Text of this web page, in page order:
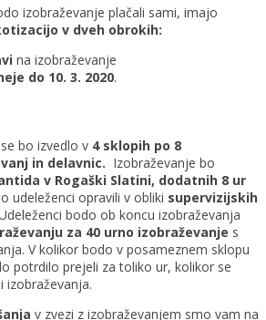
izobraževanje plačali sami, imajo
v dveh obrokih:
na izobraževanje
do 10. 3. 2020.
bo izvedlo v 4 sklopih po 8
in delavnic. Izobraževanje bo
v Rogaški Slatini, dodatnih 8 ur
udeleženci opravili v obliki supervizijskih
bodo ob koncu izobraževanja
za 40 urno izobraževanje s
V kolikor bodo v posameznem sklopu
potrdilo prejeli za toliko ur, kolikor se
izobraževanja.
v zvezi z izobraževanjem smo vam na